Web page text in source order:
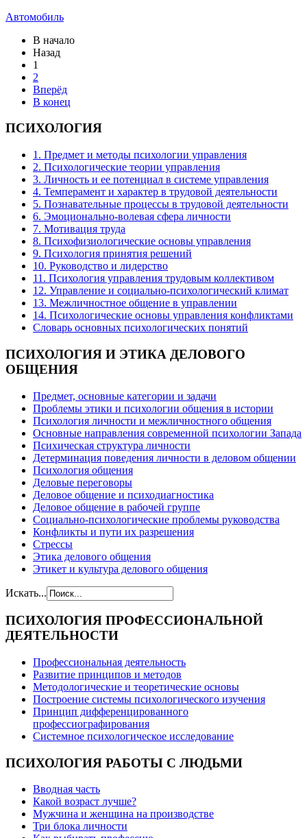
Автомобиль
В начало
Назад
1
2
Вперёд
В конец
ПСИХОЛОГИЯ
1. Предмет и методы психологии управления
2. Психологические теории управления
3. Личность и ее потенциал в системе управления
4. Темперамент и характер в трудовой деятельности
5. Познавательные процессы в трудовой деятельности
6. Эмоционально-волевая сфера личности
7. Мотивация труда
8. Психофизиологические основы управления
9. Психология принятия решений
10. Руководство и лидерство
11. Психология управления трудовым коллективом
12. Управление и социально-психологический климат
13. Межличностное общение в управлении
14. Психологические основы управления конфликтами
Словарь основных психологических понятий
ПСИХОЛОГИЯ И ЭТИКА ДЕЛОВОГО
ОБЩЕНИЯ
Предмет, основные категории и задачи
Проблемы этики и психологии общения в истории
Психология личности и межличностного общения
Основные направления современной психологии Запада
Психическая структура личности
Детерминация поведения личности в деловом общении
Психология общения
Деловые переговоры
Деловое общение и психодиагностика
Деловое общение в рабочей группе
Cоциально-психологические проблемы руководства
Конфликты и пути их разрешения
Стрессы
Этика делового общения
Этикет и культура делового общения
Искать...
ПСИХОЛОГИЯ ПРОФЕССИОНАЛЬНОЙ
ДЕЯТЕЛЬНОСТИ
Профессиональная деятельность
Развитие принципов и методов
Методологические и теоретические основы
Построение системы психологического изучения
Принцип дифференцированного
профессиографирования
Системное психологическое исследование
ПСИХОЛОГИЯ РАБОТЫ С ЛЮДЬМИ
Вводная часть
Какой возраст лучше?
Мужчина и женщина на производстве
Три блока личности